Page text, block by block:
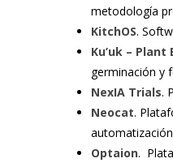
metodología
KitchOS.
Ku’uk – Plant
germinación y
NexIA Trials.
Neocat.
Optaion.